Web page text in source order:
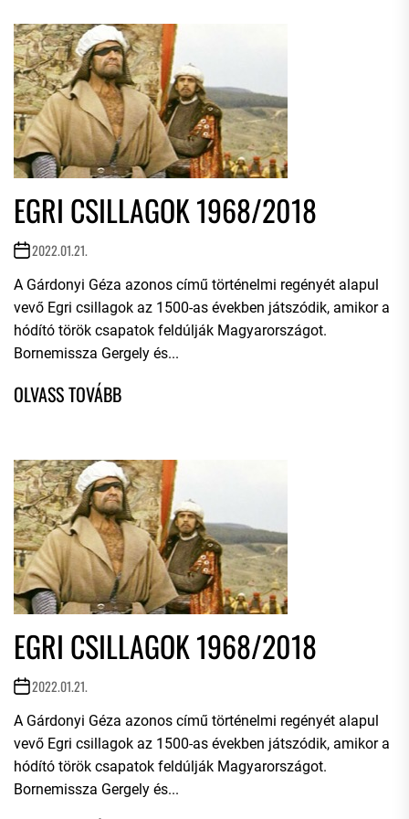
EGRI CSILLAGOK 1968/2018
2022.01.21.
A Gárdonyi Géza azonos című történelmi regényét alapul
vevő Egri csillagok az 1500-as években játszódik, amikor a
hódító török csapatok feldúlják Magyarországot.
Bornemissza Gergely és...
EGRI CSILLAGOK 1968/2018
2022.01.21.
A Gárdonyi Géza azonos című történelmi regényét alapul
vevő Egri csillagok az 1500-as években játszódik, amikor a
hódító török csapatok feldúlják Magyarországot.
Bornemissza Gergely és...